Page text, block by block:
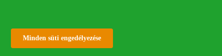
Zala megye
Minden süti engedélyezése